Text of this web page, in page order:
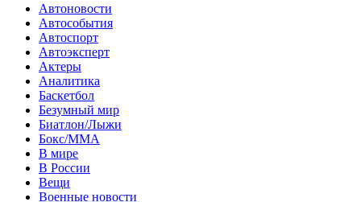
Автоновости
Автособытия
Автоспорт
Автоэксперт
Актеры
Аналитика
Баскетбол
Безумный мир
Биатлон/Лыжи
Бокс/MMA
В мире
В России
Вещи
Военные новости